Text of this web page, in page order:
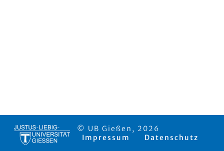
© UB Gießen, 2026
Impressum
Datenschutz